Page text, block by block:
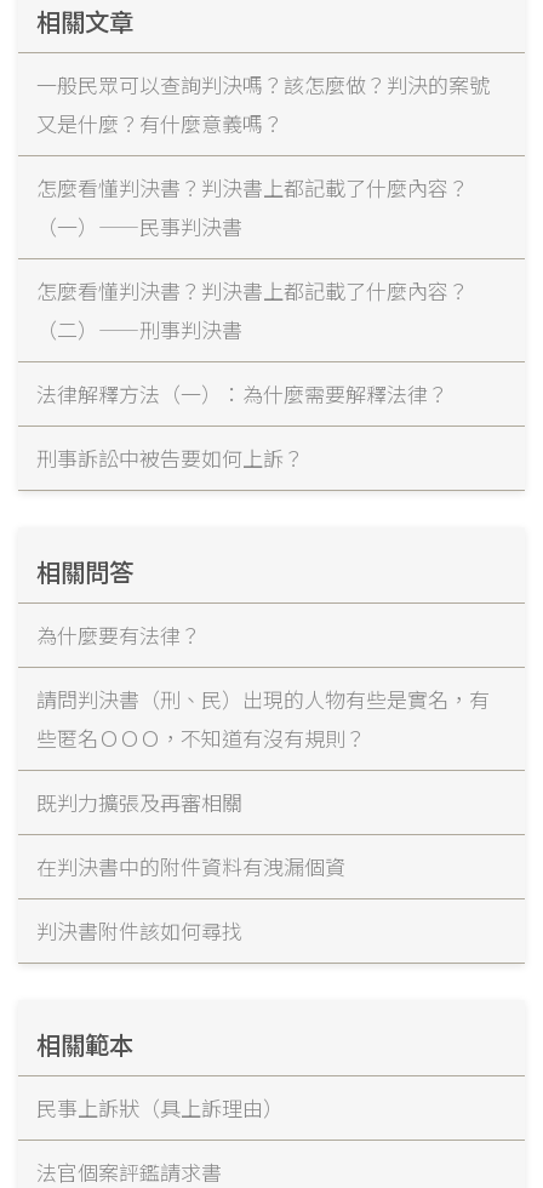
相關文章
一般民眾可以查詢判決嗎？該怎麼做？判決的案號
又是什麼？有什麼意義嗎？
怎麼看懂判決書？判決書上都記載了什麼內容？
（一）——民事判決書
怎麼看懂判決書？判決書上都記載了什麼內容？
（二）——刑事判決書
法律解釋方法（一）：為什麼需要解釋法律？
刑事訴訟中被告要如何上訴？
相關問答
為什麼要有法律？
請問判決書（刑、民）出現的人物有些是實名，有
些匿名ＯＯＯ，不知道有沒有規則？
既判力擴張及再審相關
在判決書中的附件資料有洩漏個資
判決書附件該如何尋找
相關範本
民事上訴狀（具上訴理由）
法官個案評鑑請求書